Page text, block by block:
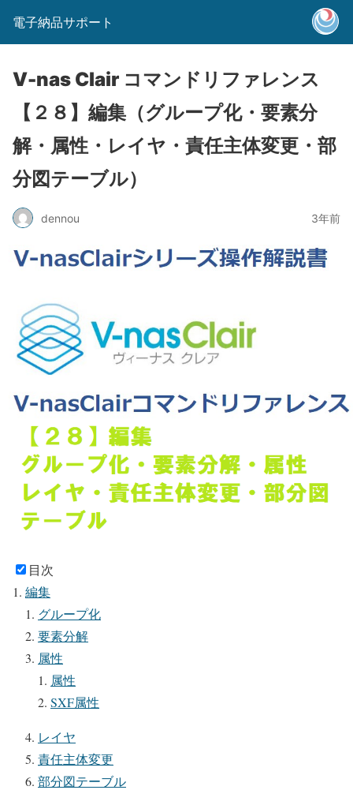
電子納品サポート
V-nas Clair コマンドリファレンス
【２８】編集（グループ化・要素分
解・属性・レイヤ・責任主体変更・部
分図テーブル）
dennou 3年前
目次
編集
グループ化
要素分解
属性
属性
SXF属性
レイヤ
責任主体変更
部分図テーブル